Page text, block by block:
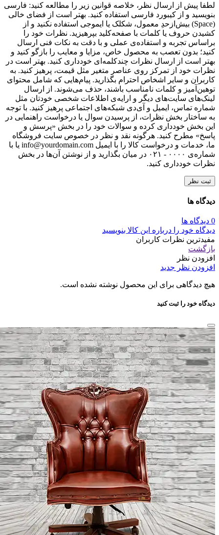
لطفا پیش از ارسال نظر، خلاصه قوانین زیر را مطالعه کنید: فارسی
بنویسید و از کیبورد فارسی استفاده کنید. بهتر است از فضای خالی
(Space) بیش‌از‌حدِ معمول، شکلک یا ایموجی استفاده نکنید و از
کشیدن حروف یا کلمات با صفحه‌کلید بپرهیزید. نظرات خود را
براساس تجربه و استفاده‌ی عملی و با دقت به نکات فنی ارسال
کنید؛ بدون تعصب به محصول خاص، مزایا و معایب را بازگو کنید و
بهتر است از ارسال نظرات چندکلمه‌‌ای خودداری کنید. بهتر است در
نظرات خود از تمرکز روی عناصر متغیر مثل قیمت، پرهیز کنید. به
کاربران و سایر اشخاص احترام بگذارید. پیام‌هایی که شامل محتوای
توهین‌آمیز و کلمات نامناسب باشند، حذف می‌شوند. از ارسال
لینک‌های سایت‌های دیگر و ارایه‌ی اطلاعات شخصی خودتان مثل
شماره تماس، ایمیل و آی‌دی شبکه‌های اجتماعی پرهیز کنید. با توجه
به ساختار بخش نظرات، از پرسیدن سوال یا درخواست راهنمایی در
این بخش خودداری کرده و سوالات خود را در بخش «پرسش و
پاسخ» مطرح کنید. هرگونه نقد و نظر در خصوص سایت فروشگاه
ما، خدمات و درخواست کالا را با ایمیل info@yourdomain.com یا با
شماره‌ی ۰۰۰۰ - ۰۲۱ در میان بگذارید و از نوشتن آن‌ها در بخش
نظرات خودداری کنید.
ثبت نظر
دیدگاه ها
0 دیدگاه ها
دیدگاه خود را درباره این کالا بنویسید
مفیدترین نظرات کاربران
بازگشت
افزودن نظر
افزودن نظر جدید
هیچ دیدگاهی برای این محصول نوشته نشده است.
دیدگاه خود را ثبت کنید